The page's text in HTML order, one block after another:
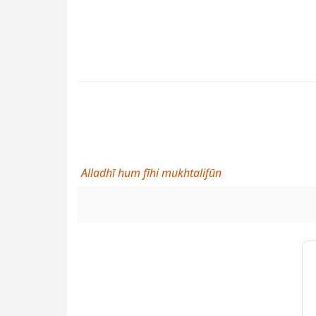
Alladhī hum fīhi mukhtalifūn